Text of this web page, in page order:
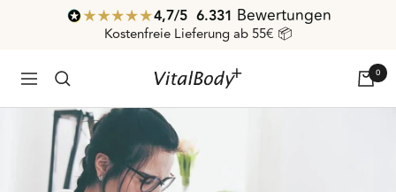
4,7/ 5 6.331 Bewertungen
Kostenfreie Lieferung ab 55€ 📦
Navigation VitalBodyPLUS.de 0